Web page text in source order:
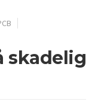
skadelig